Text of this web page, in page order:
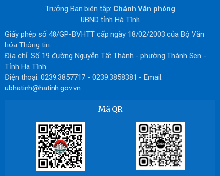
Trưởng Ban biên tập: Chánh Văn phòng
UBND tỉnh Hà Tĩnh
Giấy phép số 48/GP-BVHTT cấp ngày 18/02/2003 của Bộ Văn
hóa Thông tin.
Địa chỉ: Số 19 đường Nguyễn Tất Thành - phường Thành Sen -
Tỉnh Hà Tĩnh
Điện thoại: 0239.3857717 - 0239.3858381 - Email:
ubhatinh@hatinh.gov.vn
Mã QR